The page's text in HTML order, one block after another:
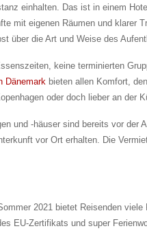
einhalten. Das ist in einem
mit eigenen Räumen und klarer
über die Art und Weise des
keine terminierten
Dänemark bieten allen Komfort,
oder doch lieber an der
und -häuser sind bereits vor
vor Ort erhalten. Die
2021 bietet Reisenden
EU-Zertifikats und super